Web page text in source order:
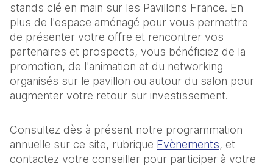
stands clé en main sur les Pavillons France. En
plus de l'espace aménagé pour vous permettre
de présenter votre offre et rencontrer vos
partenaires et prospects, vous bénéficiez de la
promotion, de l'animation et du networking
organisés sur le pavillon ou autour du salon pour
augmenter votre retour sur investissement.
Consultez dès à présent notre programmation
annuelle sur ce site, rubrique Evènements, et
contactez votre conseiller pour participer à votre